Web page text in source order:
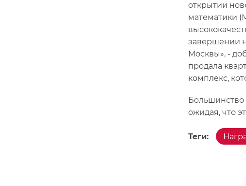
открытии
математики
завершении
Москвы», -
продала
комплекс,
Большинство
ожидая, что
Теги: